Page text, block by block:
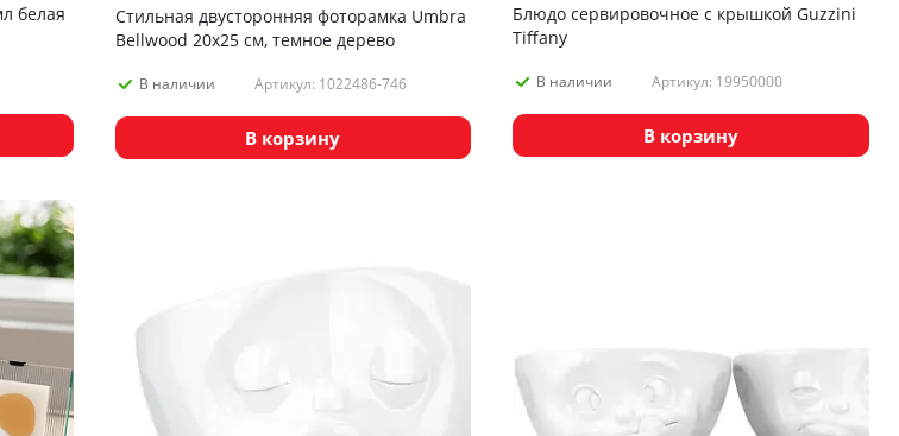
белая
Стильная двусторонняя фоторамка Umbra
Bellwood 20х25 см, темное дерево
В наличии Артикул: 1022486-746
В корзину
Блюдо сервировочное с крышкой Guzzini
Tiffany
В наличии Артикул: 19950000
В корзину